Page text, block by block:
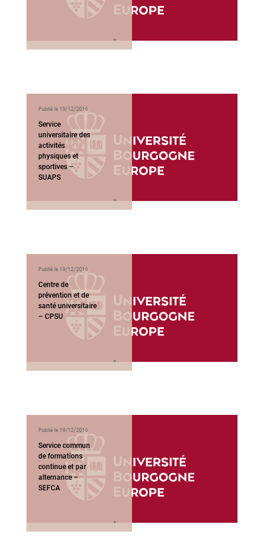
Publié le 19/12/2016
Service
universitaire des
activités
physiques et
sportives –
SUAPS
Publié le 19/12/2016
Centre de
prévention et de
santé universitaire
– CPSU
Publié le 19/12/2016
Service commun
de formations
continue et par
alternance –
SEFCA